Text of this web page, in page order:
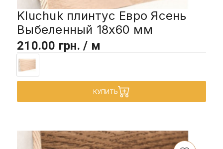
Kluchuk плинтус Евро Ясень
Выбеленный 18х60 мм
210.00 грн. / м
КУПИТЬ